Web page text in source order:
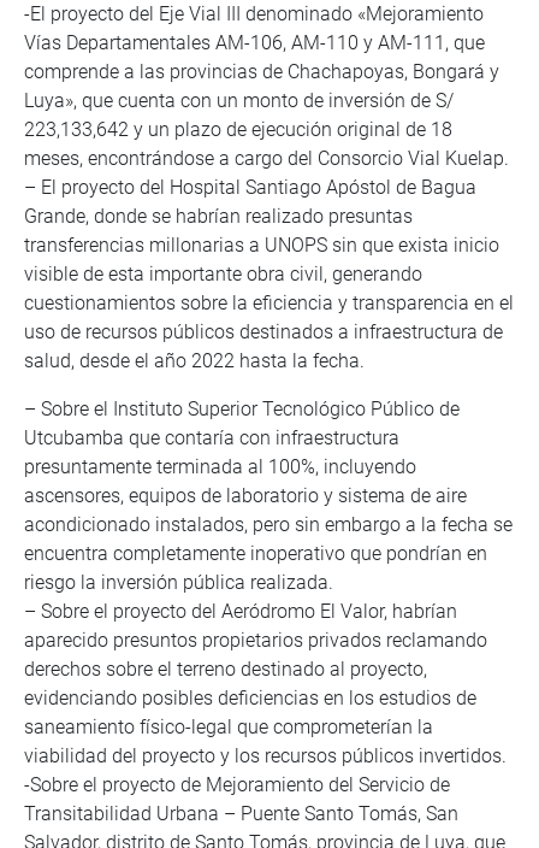
-El proyecto del Eje Vial III denominado «Mejoramiento
Vías Departamentales AM-106, AM-110 y AM-111, que
comprende a las provincias de Chachapoyas, Bongará y
Luya», que cuenta con un monto de inversión de S/
223,133,642 y un plazo de ejecución original de 18
meses, encontrándose a cargo del Consorcio Vial Kuelap.
– El proyecto del Hospital Santiago Apóstol de Bagua
Grande, donde se habrían realizado presuntas
transferencias millonarias a UNOPS sin que exista inicio
visible de esta importante obra civil, generando
cuestionamientos sobre la eficiencia y transparencia en el
uso de recursos públicos destinados a infraestructura de
salud, desde el año 2022 hasta la fecha.
– Sobre el Instituto Superior Tecnológico Público de
Utcubamba que contaría con infraestructura
presuntamente terminada al 100%, incluyendo
ascensores, equipos de laboratorio y sistema de aire
acondicionado instalados, pero sin embargo a la fecha se
encuentra completamente inoperativo que pondrían en
riesgo la inversión pública realizada.
– Sobre el proyecto del Aeródromo El Valor, habrían
aparecido presuntos propietarios privados reclamando
derechos sobre el terreno destinado al proyecto,
evidenciando posibles deficiencias en los estudios de
saneamiento físico-legal que comprometerían la
viabilidad del proyecto y los recursos públicos invertidos.
-Sobre el proyecto de Mejoramiento del Servicio de
Transitabilidad Urbana – Puente Santo Tomás, San
Salvador, distrito de Santo Tomás, provincia de Luya, que